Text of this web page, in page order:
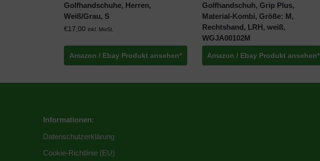
Golfhandschuhe, Herren,
Weiß/Grau, S
€17,00 inkl. MwSt.
Amazon / Ebay Produkt ansehen*
Golfhandschuh, Grip Plus,
Material-Kombi, Größe: M,
Rechtshand, LRH, weiß,
WGJA00102M
Amazon / Ebay Produkt ansehen*
Informationen:
Datenschutzerklärung
Cookie-Richtlinie (EU)